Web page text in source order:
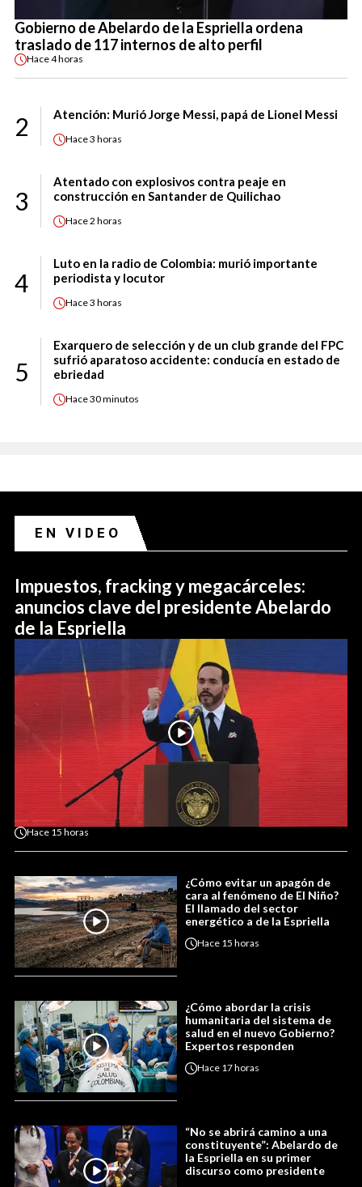
Gobierno de Abelardo de la Espriella ordena
traslado de 117 internos de alto perfil
Hace4 horas
2 Atención: Murió Jorge Messi, papá de Lionel Messi
Hace3 horas
3
Atentado con explosivos contra peaje en
construcción en Santander de Quilichao
Hace2 horas
4
Luto en la radio de Colombia: murió importante
periodista y locutor
Hace3 horas
5
Exarquero de selección y de un club grande del FPC
sufrió aparatoso accidente: conducía en estado de
ebriedad
Hace30 minutos
EN VIDEO
Impuestos, fracking y megacárceles:
anuncios clave del presidente Abelardo
de la Espriella
Hace 15 horas
¿Cómo evitar un apagón de
cara al fenómeno de El Niño?
El llamado del sector
energético a de la Espriella
Hace 15 horas
¿Cómo abordar la crisis
humanitaria del sistema de
salud en el nuevo Gobierno?
Expertos responden
Hace 17 horas
“No se abrirá camino a una
constituyente”: Abelardo de
la Espriella en su primer
discurso como presidente